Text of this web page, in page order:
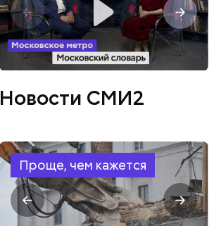
Новости СМИ2
Проще, чем кажется